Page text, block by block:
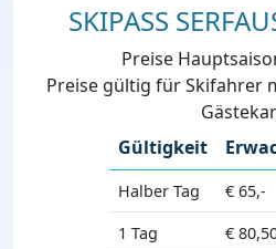
SKIPASS
Preise
Preise gültig für Skifahrer
Gültigkeit
Halber Tag € 65,-
1 Tag
€